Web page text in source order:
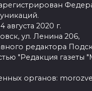
2020 г.
ул. Ленина 206,
редактора
"Редакция газеты
органов: